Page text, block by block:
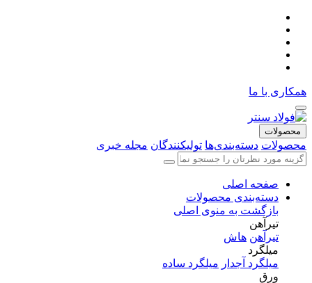
همکاری با ما
محصولات
محصولات دسته‌بندی‌ها تولیکنندگان مجله خبری
صفحه اصلی
دسته‌بندی محصولات
بازگشت به منوی اصلی
تیرآهن
تیرآهن هاش
میلگرد
میلگرد آجدار میلگرد ساده
ورق